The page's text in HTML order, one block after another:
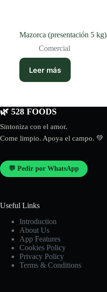
Mazorca (presentación 5 kg)
Comercial
Leer más
🌿 528 FOODS
Sintoniza con el amor.
Come limpio. Apoya el campo. 💚
💬 Pedir por WhatsApp
Useful Links
Introduction
About Us
App Features
Cookies Policy
Privacy Policy
Terms & Conditions